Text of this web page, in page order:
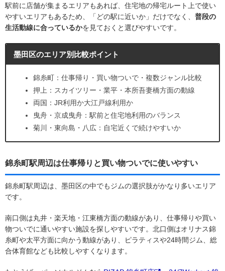
駅前に店舗が集まるエリアもあれば、住宅地の帰宅ルート上で使い
やすいエリアもあるため、「どの駅に近いか」だけでなく、 普段の
生活動線に合っているかを見ておくと選びやすいです。
墨田区のエリア別比較ポイント
錦糸町：仕事帰り・買い物ついで・複数ジャンル比較
押上：スカイツリー・業平・本所吾妻橋方面の動線
両国：JR利用か大江戸線利用か
曳舟・京成曳舟：駅前と住宅地利用のバランス
菊川・東向島・八広：自宅近くで続けやすいか
錦糸町駅周辺は仕事帰りと買い物ついでに使いやすい
錦糸町駅周辺は、墨田区の中でもジムの選択肢がかなり多いエリア
です。
南口側は丸井・楽天地・江東橋方面の動線があり、仕事帰りや買い
物ついでに通いやすい施設を探しやすいです。北口側はオリナス錦
糸町や太平方面に向かう動線があり、ピラティスや24時間ジム、総
合体育館なども比較しやすくなります。